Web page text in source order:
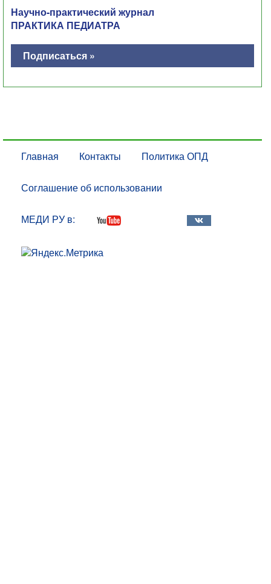
Научно-практический журнал
ПРАКТИКА ПЕДИАТРА
Подписаться »
Главная Контакты Политика ОПД
Соглашение об использовании
МЕДИ РУ в: